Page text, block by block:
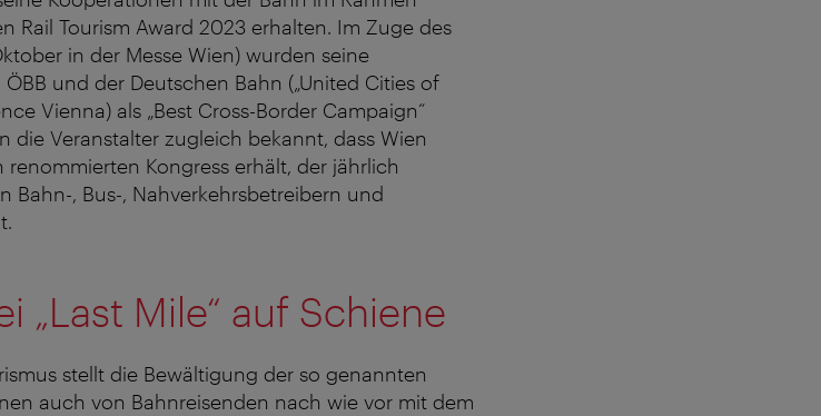
Rail Tourism Award 2023 erhalten. Im Zuge des
in der Messe Wien) wurden seine
und der Deutschen Bahn („United Cities of
Vienna) als „Best Cross-Border Campaign“
die Veranstalter zugleich bekannt, dass Wien
Kongress erhält, der jährlich
Bahn-, Bus-, Nahverkehrsbetreibern und
„Last Mile“ auf Schiene
stellt die Bewältigung der so genannten
auch von Bahnreisenden nach wie vor mit dem